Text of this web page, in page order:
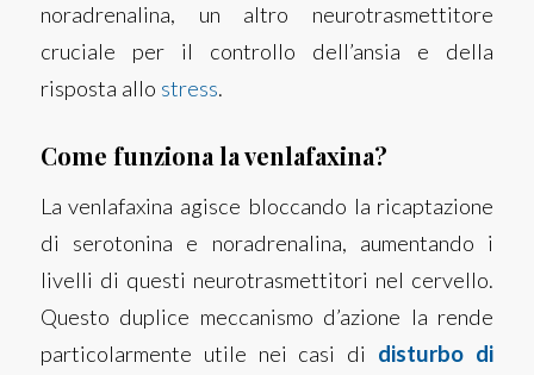
noradrenalina, un altro neurotrasmettitore
cruciale per il controllo dell’ansia e della
risposta allo stress.
Come funziona la venlafaxina?
La venlafaxina agisce bloccando la ricaptazione
di serotonina e noradrenalina, aumentando i
livelli di questi neurotrasmettitori nel cervello.
Questo duplice meccanismo d’azione la rende
particolarmente utile nei casi di disturbo di